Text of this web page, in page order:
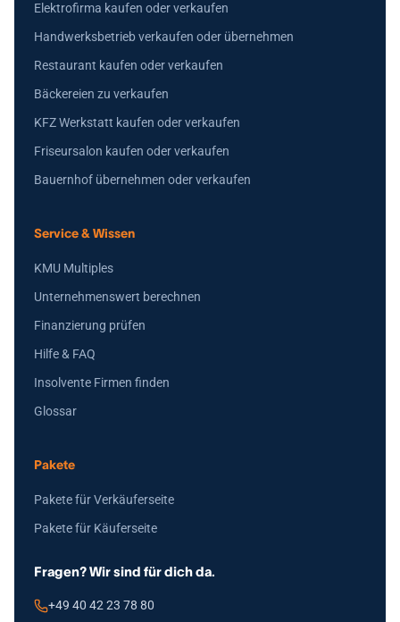
Elektrofirma kaufen oder verkaufen
Handwerksbetrieb verkaufen oder übernehmen
Restaurant kaufen oder verkaufen
Bäckereien zu verkaufen
KFZ Werkstatt kaufen oder verkaufen
Friseursalon kaufen oder verkaufen
Bauernhof übernehmen oder verkaufen
Service & Wissen
KMU Multiples
Unternehmenswert berechnen
Finanzierung prüfen
Hilfe & FAQ
Insolvente Firmen finden
Glossar
Pakete
Pakete für Verkäuferseite
Pakete für Käuferseite
Fragen? Wir sind für dich da.
+49 40 42 23 78 80